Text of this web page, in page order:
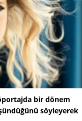
bir dönem
söyleyerek